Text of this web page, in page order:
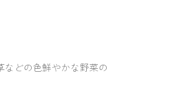
どの色鮮やかな野菜の